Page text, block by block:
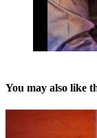
You may also like